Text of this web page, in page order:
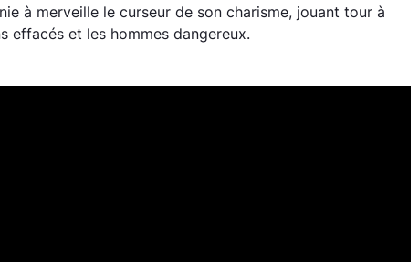
à merveille le curseur de son charisme, jouant tour à
effacés et les hommes dangereux.